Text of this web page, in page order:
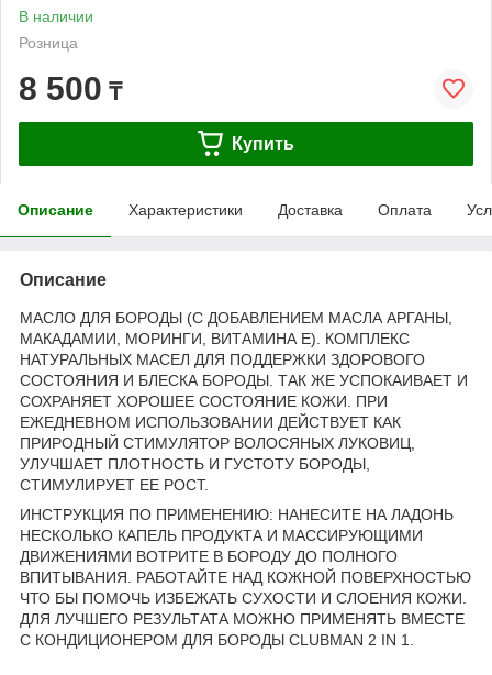
В наличии
Розница
8 500 ₸
Купить
Описание Характеристики Доставка Оплата
Описание
МАСЛО ДЛЯ БОРОДЫ (С ДОБАВЛЕНИЕМ МАСЛА АРГАНЫ,
МАКАДАМИИ, МОРИНГИ, ВИТАМИНА Е). КОМПЛЕКС
НАТУРАЛЬНЫХ МАСЕЛ ДЛЯ ПОДДЕРЖКИ ЗДОРОВОГО
СОСТОЯНИЯ И БЛЕСКА БОРОДЫ. ТАК ЖЕ УСПОКАИВАЕТ И
СОХРАНЯЕТ ХОРОШЕЕ СОСТОЯНИЕ КОЖИ. ПРИ
ЕЖЕДНЕВНОМ ИСПОЛЬЗОВАНИИ ДЕЙСТВУЕТ КАК
ПРИРОДНЫЙ СТИМУЛЯТОР ВОЛОСЯНЫХ ЛУКОВИЦ,
УЛУЧШАЕТ ПЛОТНОСТЬ И ГУСТОТУ БОРОДЫ,
СТИМУЛИРУЕТ ЕЕ РОСТ.
ИНСТРУКЦИЯ ПО ПРИМЕНЕНИЮ: НАНЕСИТЕ НА ЛАДОНЬ
НЕСКОЛЬКО КАПЕЛЬ ПРОДУКТА И МАССИРУЮЩИМИ
ДВИЖЕНИЯМИ ВОТРИТЕ В БОРОДУ ДО ПОЛНОГО
ВПИТЫВАНИЯ. РАБОТАЙТЕ НАД КОЖНОЙ ПОВЕРХНОСТЬЮ
ЧТО БЫ ПОМОЧЬ ИЗБЕЖАТЬ СУХОСТИ И СЛОЕНИЯ КОЖИ.
ДЛЯ ЛУЧШЕГО РЕЗУЛЬТАТА МОЖНО ПРИМЕНЯТЬ ВМЕСТЕ
С КОНДИЦИОНЕРОМ ДЛЯ БОРОДЫ CLUBMAN 2 IN 1.